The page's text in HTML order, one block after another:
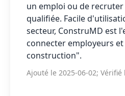
un emploi ou de
qualifiée. Facile
secteur, ConstruMD est
connecter employeurs
construction".
Ajouté le 2025-06-02; Vérifié